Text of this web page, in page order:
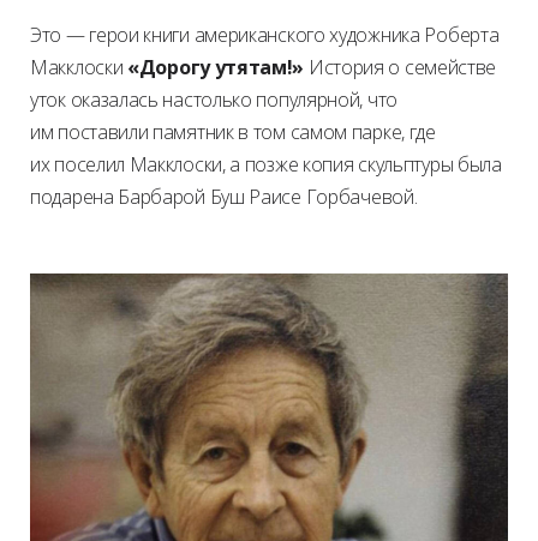
Это — герои книги американского художника Роберта
Макклоски «Дорогу утятам!» История о семействе
уток оказалась настолько популярной, что
им поставили памятник в том самом парке, где
их поселил Макклоски, а позже копия скульптуры была
подарена Барбарой Буш Раисе Горбачевой.